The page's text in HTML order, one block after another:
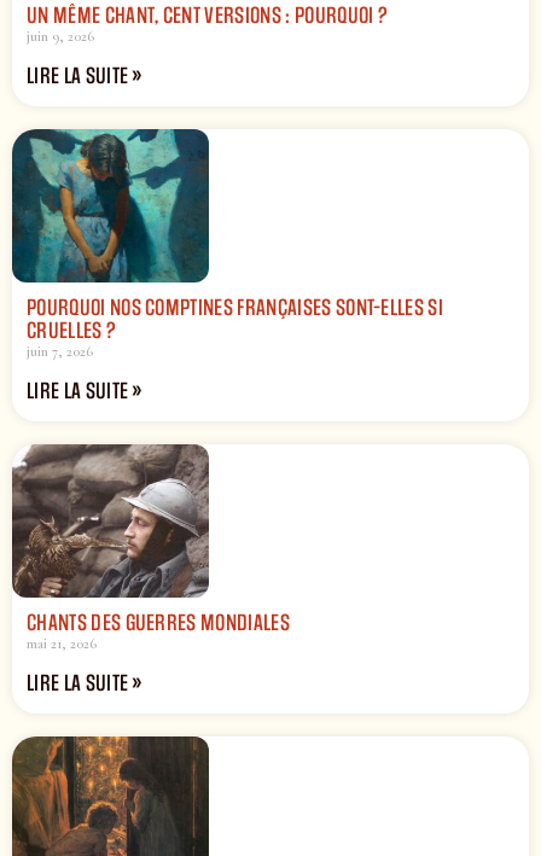
UN MÊME CHANT, CENT VERSIONS : POURQUOI ?
juin 9, 2026
LIRE LA SUITE »
POURQUOI NOS COMPTINES FRANÇAISES SONT-ELLES SI
CRUELLES ?
juin 7, 2026
LIRE LA SUITE »
CHANTS DES GUERRES MONDIALES
mai 21, 2026
LIRE LA SUITE »